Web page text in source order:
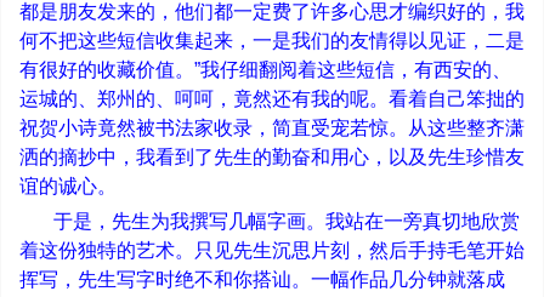
都是朋友发来的，他们都一定费了许多心思才编织好的，我
何不把这些短信收集起来，一是我们的友情得以见证，二是
有很好的收藏价值。 ”我仔细翻阅着这些短信，有西安的、
运城的、郑州的、呵呵，竟然还有我的呢。看着自己笨拙的
祝贺小诗竟然被书法家收录，简直受宠若惊。从这些整齐潇
洒的摘抄中，我看到了先生的勤奋和用心，以及先生珍惜友
谊的诚心。
于是，先生为我撰写几幅字画。我站在一旁真切地欣赏
着这份独特的艺术。只见先生沉思片刻，然后手持毛笔开始
挥写，先生写字时绝不和你搭讪。一幅作品几分钟就落成